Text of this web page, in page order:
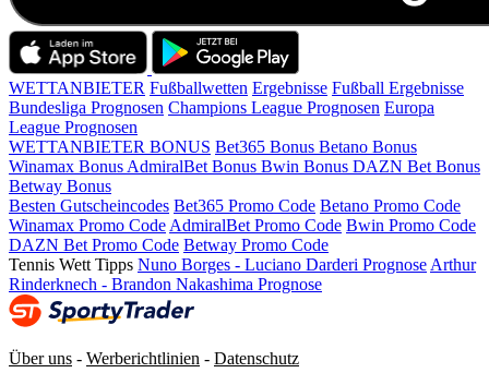
WETTANBIETER Fußballwetten Ergebnisse Fußball Ergebnisse
Bundesliga Prognosen Champions League Prognosen Europa
League Prognosen
WETTANBIETER BONUS Bet365 Bonus Betano Bonus
Winamax Bonus AdmiralBet Bonus Bwin Bonus DAZN Bet Bonus
Betway Bonus
Besten Gutscheincodes Bet365 Promo Code Betano Promo Code
Winamax Promo Code AdmiralBet Promo Code Bwin Promo Code
DAZN Bet Promo Code Betway Promo Code
Tennis Wett Tipps Nuno Borges - Luciano Darderi Prognose Arthur
Rinderknech - Brandon Nakashima Prognose
Über uns - Werberichtlinien - Datenschutz